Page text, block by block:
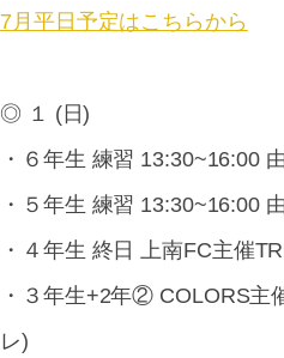
7月平日予定はこちらから
◎ １ (日)
・６年生 練習 13:30~16:00
・５年生 練習 13:30~16:00
・４年生 終日 上南FC主催
・３年生+2年② COLORS主
レ)